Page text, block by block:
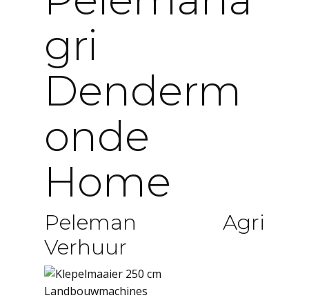
Gri
Denderm
Onde
Home
Peleman Agri
Verhuur
Landbouwmachines